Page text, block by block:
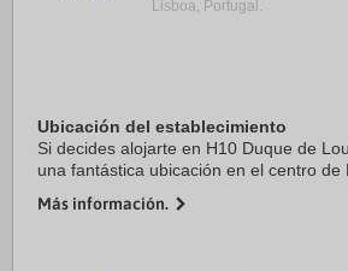
Lisboa, Portugal.
Ubicación del establecimiento
Si decides alojarte en H10 Duque de
una fantástica ubicación en el centro de
Pombal. Además, este hotel ...
Más información.